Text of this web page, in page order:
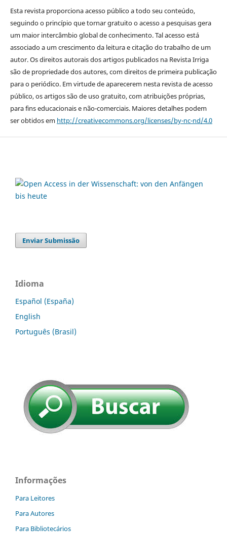
Esta revista proporciona acesso público a todo seu conteúdo,
seguindo o princípio que tornar gratuito o acesso a pesquisas gera
um maior intercâmbio global de conhecimento. Tal acesso está
associado a um crescimento da leitura e citação do trabalho de um
autor. Os direitos autorais dos artigos publicados na Revista Irriga
são de propriedade dos autores, com direitos de primeira publicação
para o periódico. Em virtude de aparecerem nesta revista de acesso
público, os artigos são de uso gratuito, com atribuições próprias,
para fins educacionais e não-comerciais. Maiores detalhes podem
ser obtidos em http://creativecommons.org/licenses/by-nc-nd/4.0
Enviar Submissão
Idioma
Español (España)
English
Português (Brasil)
Informações
Para Leitores
Para Autores
Para Bibliotecários